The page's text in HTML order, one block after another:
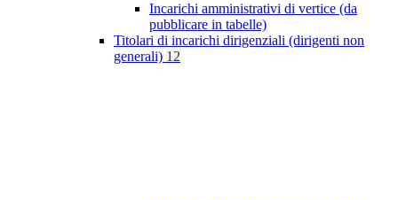
Incarichi amministrativi di vertice (da
pubblicare in tabelle)
Titolari di incarichi dirigenziali (dirigenti non
generali) 12